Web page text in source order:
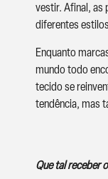
vestir. Afinal, as
diferentes
Enquanto
mundo todo
tecido se
tendência, mas
Que tal receber